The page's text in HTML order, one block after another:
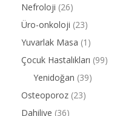
Nefroloji (26)
Üro-onkoloji (23)
Yuvarlak Masa (1)
Çocuk Hastalıkları (99)
Yenidoğan (39)
Osteoporoz (23)
Dahiliye (36)